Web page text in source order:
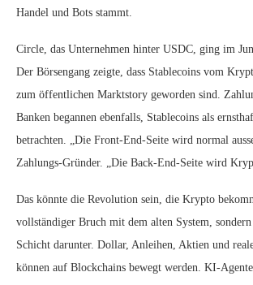
Handel und Bots stammt.
Circle, das Unternehmen hinter USDC, ging im
Der Börsengang zeigte, dass Stablecoins vom
zum öffentlichen Marktstory geworden sind.
Banken begannen ebenfalls, Stablecoins als
betrachten. „Die Front‑End‑Seite wird normal
Zahlungs‑Gründer. „Die Back‑End‑Seite wird
Das könnte die Revolution sein, die Krypto
vollständiger Bruch mit dem alten System, sondern
Schicht darunter. Dollar, Anleihen, Aktien und
können auf Blockchains bewegt werden.